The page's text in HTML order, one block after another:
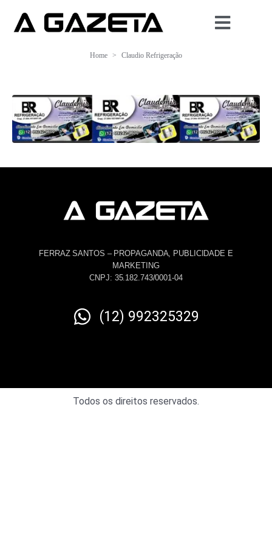
Home Claudio Refrigeração
FERRAZ SANTOS – PROPAGANDA, PUBLICIDADE E
MARKETING
CNPJ: 35.182.743/0001-04
(12) 992325329
Todos os direitos reservados.